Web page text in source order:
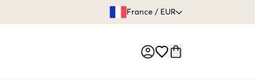
GARANTIE DE
France / EUR